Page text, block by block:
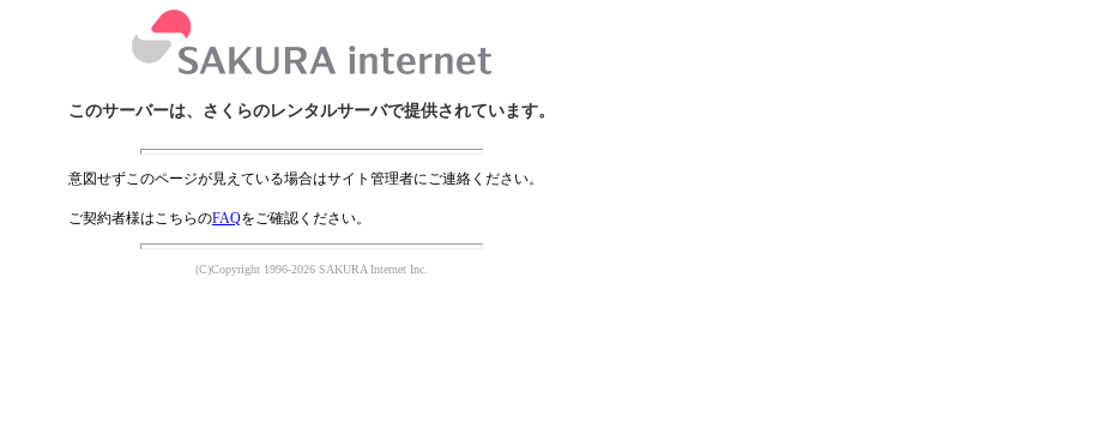
このサーバーは、さくらのレンタルサーバで提供されています。
意図せずこのページが見えている場合はサイト管理者にご連絡ください。
ご契約者様はこちらのFAQをご確認ください。
(C)Copyright 1996-2026 SAKURA Internet Inc.